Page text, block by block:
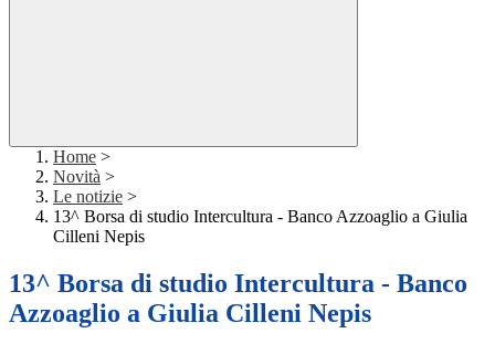
Home >
Novità >
Le notizie >
13^ Borsa di studio Intercultura - Banco Azzoaglio a Giulia
Cilleni Nepis
13^ Borsa di studio Intercultura - Banco
Azzoaglio a Giulia Cilleni Nepis